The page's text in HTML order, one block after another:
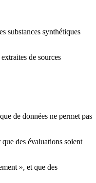
substances synthétiques
de sources
de données ne permet pas
des évaluations soient
», et que des